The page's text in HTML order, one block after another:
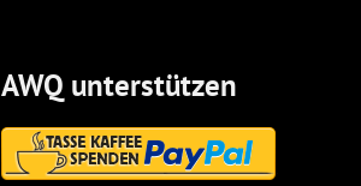
AWQ unterstützen